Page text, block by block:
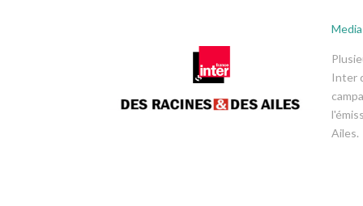
Inter
Ailes.